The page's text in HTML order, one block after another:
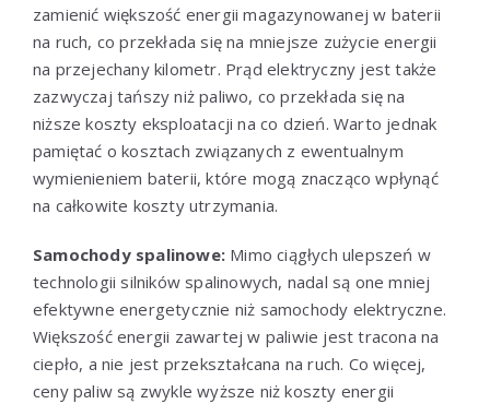
zamienić większość energii magazynowanej w baterii
na ruch, co przekłada się na mniejsze zużycie energii
na przejechany kilometr. Prąd elektryczny jest także
zazwyczaj tańszy niż paliwo, co przekłada się na
niższe koszty eksploatacji na co dzień. Warto jednak
pamiętać o kosztach związanych z ewentualnym
wymienieniem baterii, które mogą znacząco wpłynąć
na całkowite koszty utrzymania.
Samochody spalinowe: Mimo ciągłych ulepszeń w
technologii silników spalinowych, nadal są one mniej
efektywne energetycznie niż samochody elektryczne.
Większość energii zawartej w paliwie jest tracona na
ciepło, a nie jest przekształcana na ruch. Co więcej,
ceny paliw są zwykle wyższe niż koszty energii